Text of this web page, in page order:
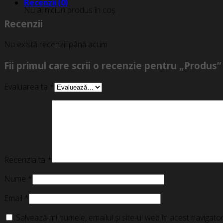
Nu ai niciun produs în coș.
Recenzii (0)
Recenzii
Nu există recenzii până acum.
Fii primul care scrii o recenzie pentru „Produs”
Evaluarea ta *
Recenzia ta *
Nume *
Email *
Salvează-mi numele, emailul și site-ul web în acest